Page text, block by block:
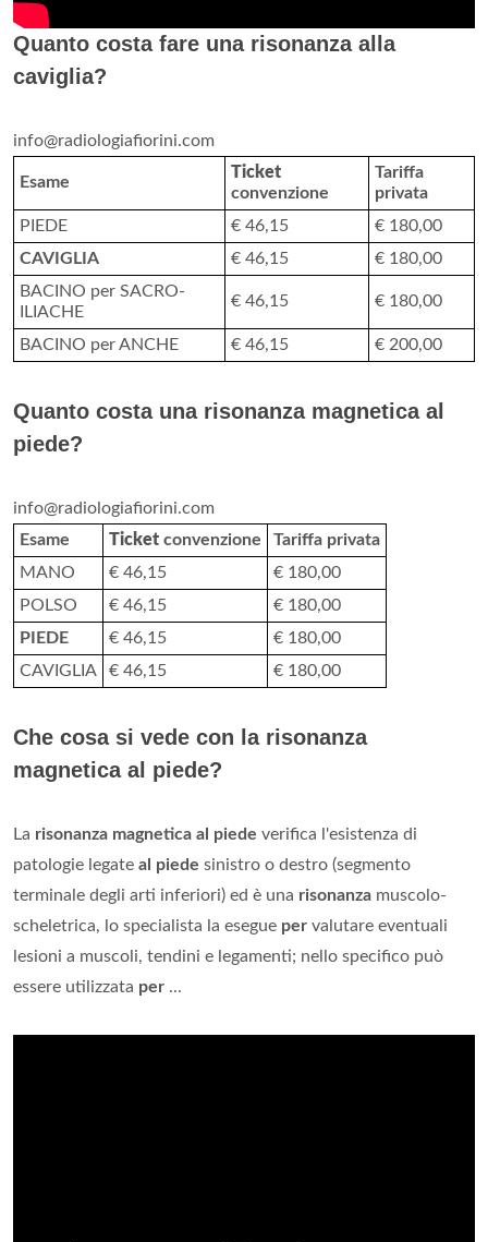
Quanto costa fare una risonanza alla
caviglia?
info@radiologiafiorini.com
Esame
Ticket
convenzione
Tariffa
privata
PIEDE
€ 46,15
€ 180,00
CAVIGLIA
€ 46,15
€ 180,00
BACINO per SACRO-
ILIACHE
€ 46,15 € 180,00
BACINO per ANCHE € 46,15 € 200,00
Quanto costa una risonanza magnetica al
piede?
info@radiologiafiorini.com
Esame
Ticket convenzione
Tariffa privata
MANO
€ 46,15
€ 180,00
POLSO
€ 46,15
€ 180,00
PIEDE
€ 46,15
€ 180,00
CAVIGLIA
€ 46,15 € 180,00
Che cosa si vede con la risonanza
magnetica al piede?
La risonanza magnetica al piede verifica l'esistenza di
patologie legate al piede sinistro o destro (segmento
terminale degli arti inferiori) ed è una risonanza muscolo-
scheletrica, lo specialista la esegue per valutare eventuali
lesioni a muscoli, tendini e legamenti; nello specifico può
essere utilizzata per ...